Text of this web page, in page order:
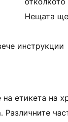
Нещата
инструкции
етикета на